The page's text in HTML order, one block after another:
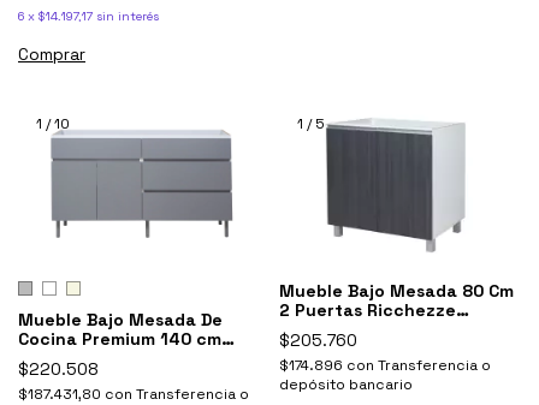
6 x $14.197,17 sin interés
1 /10
Mueble Bajo Mesada De
Cocina Premium 140 cm
Moderno 2p 3c Livorno -
Ricchezze
$220.508
$187.431,80 con Transferencia o
1 /5
Mueble Bajo Mesada 80 Cm
2 Puertas Ricchezze
Potenza Negro Antracita
$205.760
$174.896 con Transferencia o
depósito bancario